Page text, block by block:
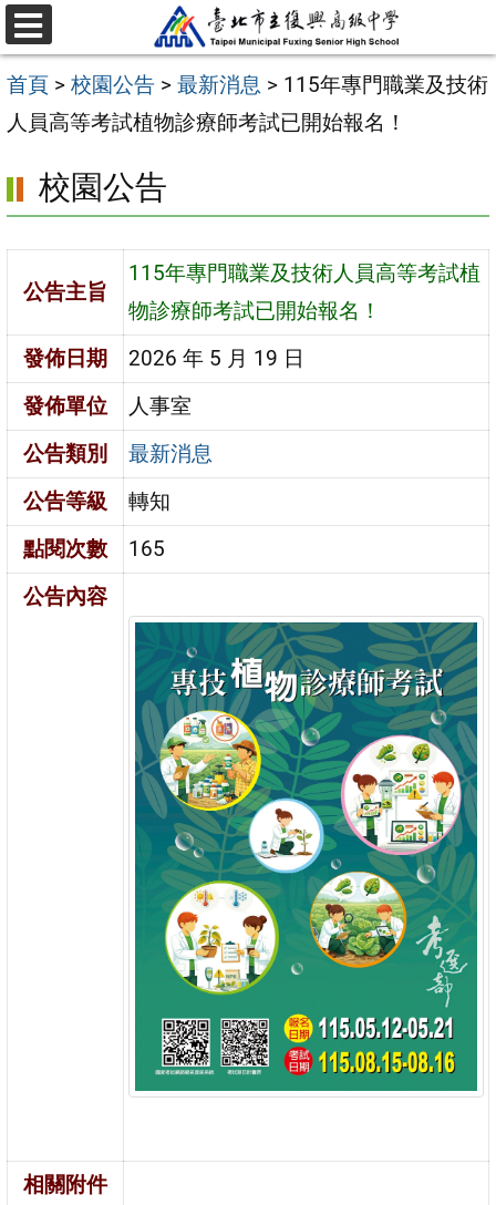
跳
至
主
要
容
區
選
單
首頁 > 校園公告 > 最新消息 > 115年專門職業及技術
人員高等考試植物診療師考試已開始報名！
校園公告
公告主旨
115年專門職業及技術人員高等考試植
物診療師考試已開始報名！
發佈日期
2026 年 5 月 19 日
發佈單位
人事室
公告類別
最新消息
公告等級
轉知
點閱次數
165
公告內容
相關附件